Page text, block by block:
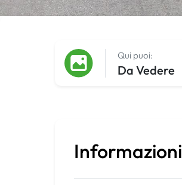
Qui puoi:
Da Vedere
Informazioni